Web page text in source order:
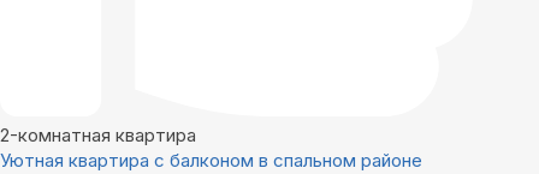
2-комнатная квартира
Уютная квартира с балконом в спальном районе